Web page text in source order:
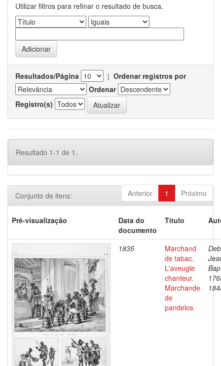
Utilizar filtros para refinar o resultado de busca.
Resultados/Página | Ordenar registros por
Ordenar
Registro(s)
Resultado 1-1 de 1.
Anterior 1 Próximo
Conjunto de itens:
Pré-visualização
Data do
documento
Título
1835
Marchand
de tabac.
L'aveugle
chanteur.
Marchande
de
pandelos